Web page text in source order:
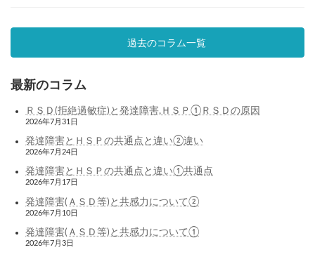
過去のコラム一覧
最新のコラム
ＲＳＤ(拒絶過敏症)と発達障害,ＨＳＰ①ＲＳＤの原因
2026年7月31日
発達障害とＨＳＰの共通点と違い②違い
2026年7月24日
発達障害とＨＳＰの共通点と違い①共通点
2026年7月17日
発達障害(ＡＳＤ等)と共感力について②
2026年7月10日
発達障害(ＡＳＤ等)と共感力について①
2026年7月3日